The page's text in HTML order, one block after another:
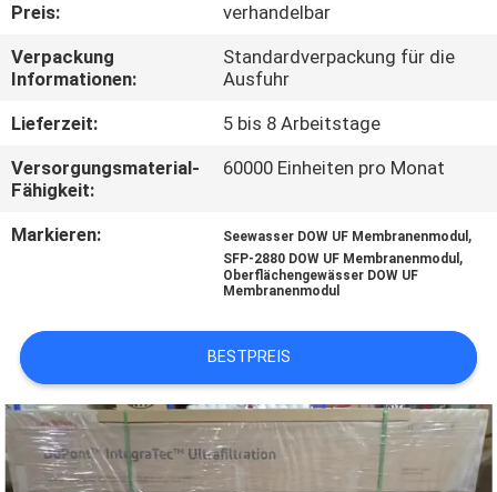
TRETEN
SIE
MIT
UNS
IN
VERBINDUNG
FORDERN
SIE EIN
ZITAT
Preis:
verhandelbar
Verpackung
Informationen:
Standardverpackung für die
Ausfuhr
Lieferzeit:
5 bis 8 Arbeitstage
Versorgungsmaterial-
Fähigkeit:
60000 Einheiten pro Monat
Markieren: Seewasser DOW UF Membranenmodul ,
SFP-2880 DOW UF Membranenmodul ,
Oberflächengewässer DOW UF
Membranenmodul
BESTPREIS